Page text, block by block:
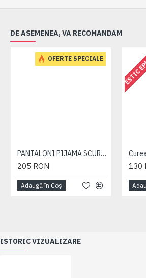
DE ASEMENEA, VA RECOMANDAM
OFERTE SPECIALE
PANTALONI PIJAMA SCURTI BLEUMARIN – PACHET 2 BUCATI - 2XL 3XL 4XL 5XL 6XL
205 RON
Adaugă în Coş
130
ISTORIC VIZUALIZARE